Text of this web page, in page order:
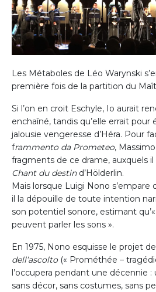
Les Métaboles de Léo Warynski
première fois de la partition du
Si l’on en croit Eschyle, Io aurait
enchaîné, tandis qu’elle errait pour
jalousie vengeresse d’Héra. Pour
frammento da Prometeo,
fragments de ce drame, auxquels
Chant du destind’Hölderlin.
Mais lorsque Luigi Nono
il la dépouille de toute intention
son potentiel sonore, estimant
peuvent parler les sons ».
En 1975, Nono esquisse le projet de
dell’ascolto(« Prométhée –
l’occupera pendant une décennie
sans décor, sans costumes, sans